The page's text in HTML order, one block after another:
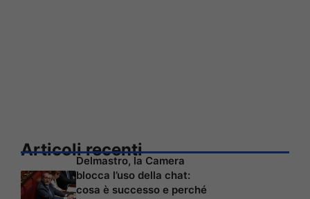
Articoli recenti
Delmastro, la Camera
blocca l’uso della chat:
cosa è successo e perché